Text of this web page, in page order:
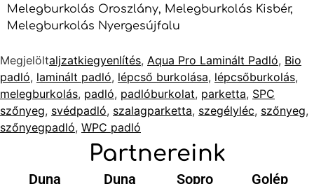
Melegburkolás Oroszlány, Melegburkolás Kisbér,
Melegburkolás Nyergesújfalu
Megjelöltaljzatkiegyenlítés, Aqua Pro Laminált Padló, Bio
padló, laminált padló, lépcső burkolása, lépcsőburkolás,
melegburkolás, padló, padlóburkolat, parketta, SPC
szőnyeg, svédpadló, szalagparketta, szegélyléc, szőnyeg,
szőnyegpadló, WPC padló
Partnereink
Duna
Duna
Sopro
Golép